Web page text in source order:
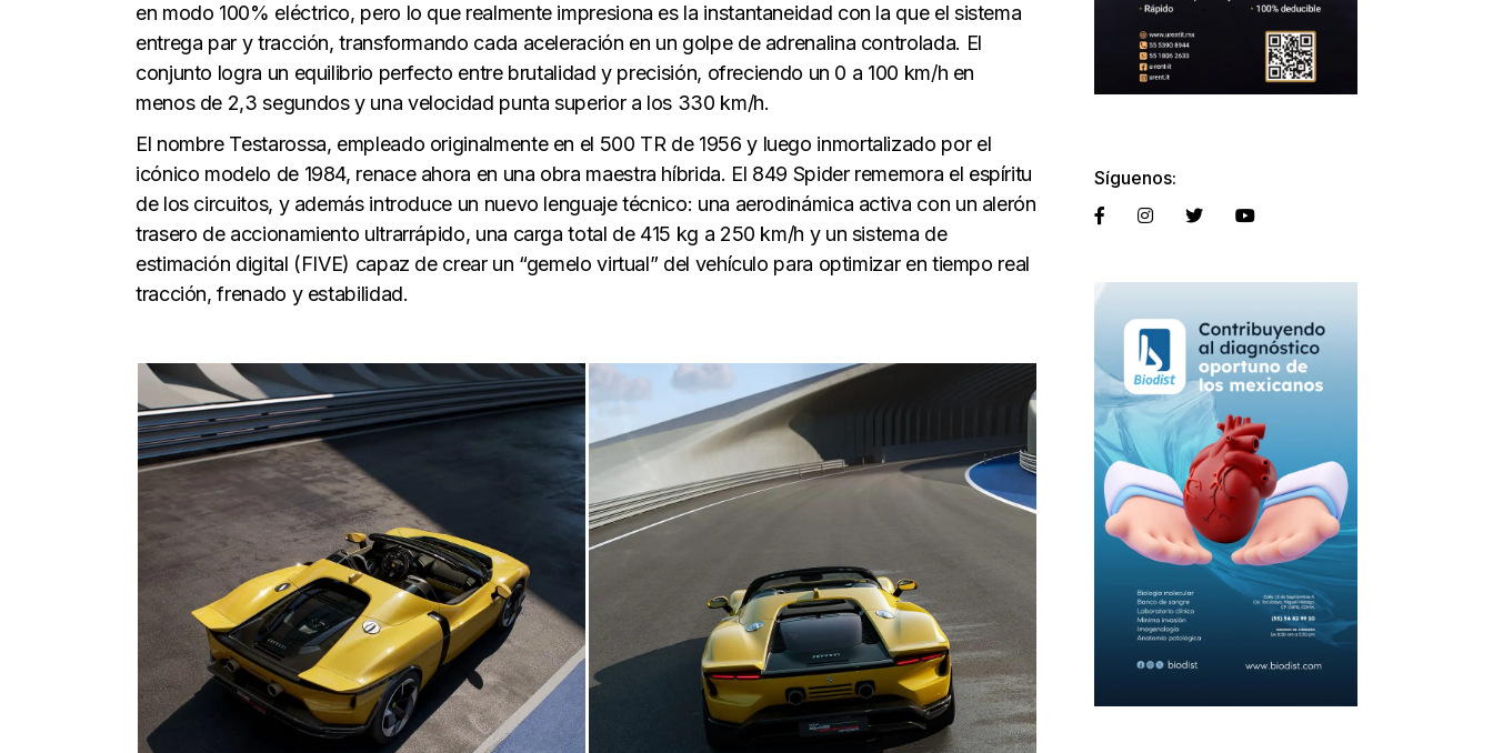
en modo 100% eléctrico, pero lo que realmente impresiona es la instantaneidad con la que el sistema
entrega par y tracción, transformando cada aceleración en un golpe de adrenalina controlada. El
conjunto logra un equilibrio perfecto entre brutalidad y precisión, ofreciendo un 0 a 100 km/h en
menos de 2,3 segundos y una velocidad punta superior a los 330 km/h.
El nombre Testarossa, empleado originalmente en el 500 TR de 1956 y luego inmortalizado por el
icónico modelo de 1984, renace ahora en una obra maestra híbrida. El 849 Spider rememora el espíritu
de los circuitos, y además introduce un nuevo lenguaje técnico: una aerodinámica activa con un alerón
trasero de accionamiento ultrarrápido, una carga total de 415 kg a 250 km/h y un sistema de
estimación digital (FIVE) capaz de crear un “gemelo virtual” del vehículo para optimizar en tiempo real
tracción, frenado y estabilidad.
Síguenos: